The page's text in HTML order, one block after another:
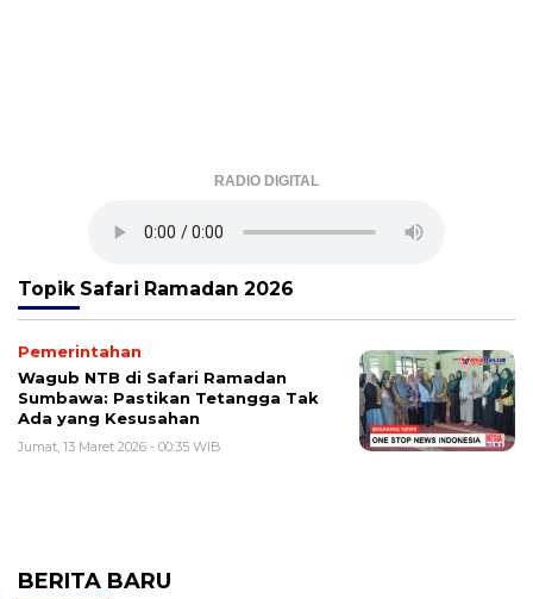
RADIO DIGITAL
Topik Safari Ramadan 2026
Pemerintahan
Wagub NTB di Safari Ramadan
Sumbawa: Pastikan Tetangga Tak
Ada yang Kesusahan
Jumat, 13 Maret 2026 - 00:35 WIB
BERITA BARU